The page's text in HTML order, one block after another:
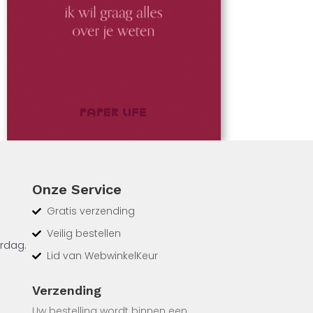
Onze Service
Gratis verzending
Veilig bestellen
Lid van WebwinkelKeur
Verzending